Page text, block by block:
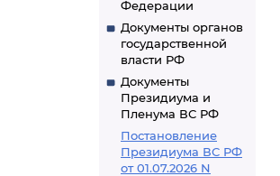
Федерации
Документы органов
государственной
власти РФ
Документы
Президиума и
Пленума ВС РФ
Постановление
Президиума ВС РФ
от 01.07.2026 N